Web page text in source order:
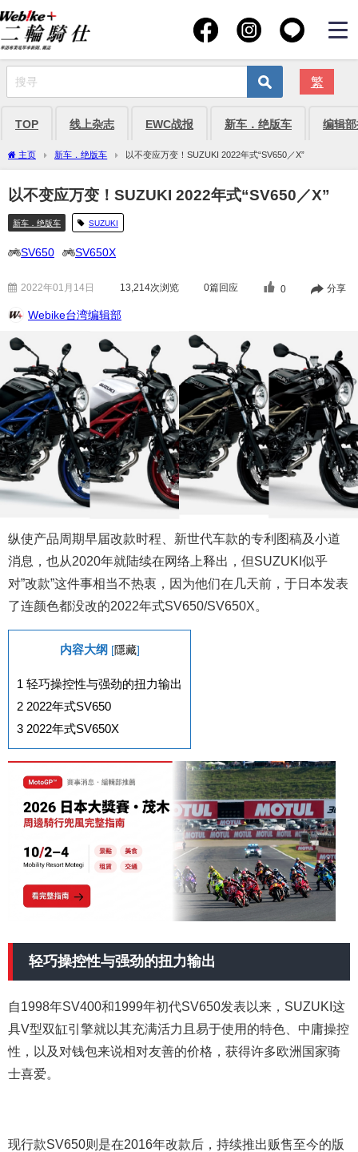
繁
TOP 线上杂志 EWC战报 新车．绝版车 编辑
主页 新车．绝版车 以不变应万变！SUZUKI 2022年式“SV650／X”
以不变应万变！SUZUKI 2022年式“SV650／X”
新车．绝版车 SUZUKI
SV650 SV650X
2022年01月14日 13,214次浏览 0篇回应 0 分享
Webike台湾编辑部
纵使产品周期早届改款时程、新世代车款的专利图稿及小道
消息，也从2020年就陆续在网络上释出，但SUZUKI似乎
对”改款”这件事相当不热衷，因为他们在几天前，于日本发表
了连颜色都没改的2022年式SV650/SV650X。
内容大纲 [隱藏]
1 轻巧操控性与强劲的扭力输出
2 2022年式SV650
3 2022年式SV650X
轻巧操控性与强劲的扭力输出
自1998年SV400和1999年初代SV650发表以来，SUZUKI这
具V型双缸引擎就以其充满活力且易于使用的特色、中庸操控
性，以及对钱包来说相对友善的价格，获得许多欧洲国家骑
士喜爱。
现行款SV650则是在2016年改款后，持续推出贩售至今的版